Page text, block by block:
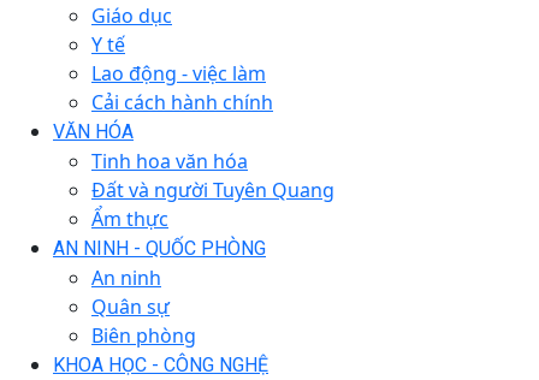
Giáo dục
Y tế
Lao động - việc làm
Cải cách hành chính
VĂN HÓA
Tinh hoa văn hóa
Đất và người Tuyên Quang
Ẩm thực
AN NINH - QUỐC PHÒNG
An ninh
Quân sự
Biên phòng
KHOA HỌC - CÔNG NGHỆ